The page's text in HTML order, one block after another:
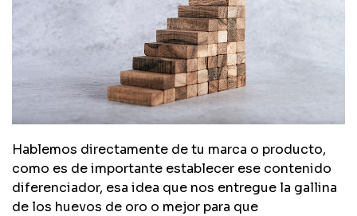
Hablemos directamente de tu marca o producto,
como es de importante establecer ese contenido
diferenciador, esa idea que nos entregue la gallina
de los huevos de oro o mejor para que